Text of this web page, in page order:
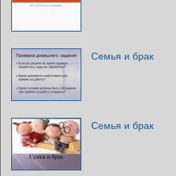
Семья и брак
Семья и брак